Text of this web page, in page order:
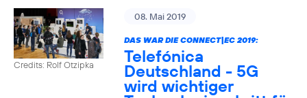
Credits: Rolf Otzipka
08. Mai 2019
DAS WAR DIE CONNECT|EC 2019:
Telefónica
Deutschland - 5G
wird wichtiger